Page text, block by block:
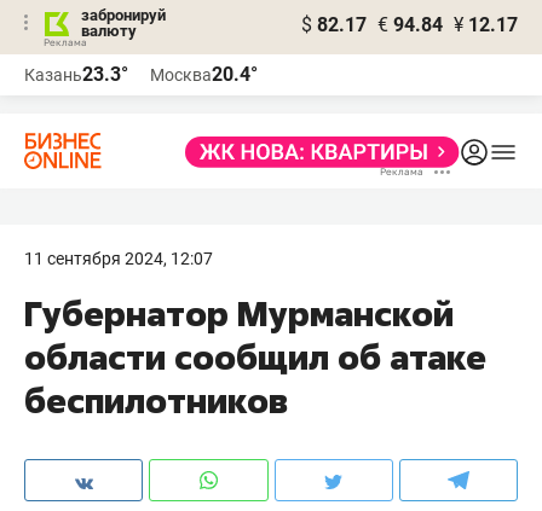
забронируй
валюту
$ 82.17 € 94.84 ¥ 12.17
Казань23.3° Москва20.4°
11 сентября 2024, 12:07
Губернатор Мурманской
области сообщил об атаке
беспилотников